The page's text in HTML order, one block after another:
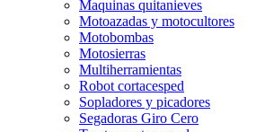
Maquinas quitanieves
Motoazadas y motocultores
Motobombas
Motosierras
Multiherramientas
Robot cortacesped
Sopladores y picadores
Segadoras Giro Cero